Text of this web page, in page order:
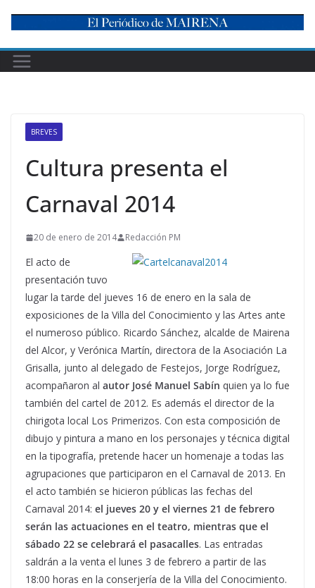
content
BREVES
Cultura presenta el
Carnaval 2014
20 de enero de 2014 Redacción PM
El acto de
presentación tuvo
lugar la tarde del jueves 16 de enero en la sala de
exposiciones de la Villa del Conocimiento y las Artes ante
el numeroso público. Ricardo Sánchez, alcalde de Mairena
del Alcor, y Verónica Martín, directora de la Asociación La
Grisalla, junto al delegado de Festejos, Jorge Rodríguez,
acompañaron al autor José Manuel Sabín quien ya lo fue
también del cartel de 2012. Es además el director de la
chirigota local Los Primerizos. Con esta composición de
dibujo y pintura a mano en los personajes y técnica digital
en la tipografía, pretende hacer un homenaje a todas las
agrupaciones que participaron en el Carnaval de 2013. En
el acto también se hicieron públicas las fechas del
Carnaval 2014: el jueves 20 y el viernes 21 de febrero
serán las actuaciones en el teatro, mientras que el
sábado 22 se celebrará el pasacalles. Las entradas
saldrán a la venta el lunes 3 de febrero a partir de las
18:00 horas en la conserjería de la Villa del Conocimiento.